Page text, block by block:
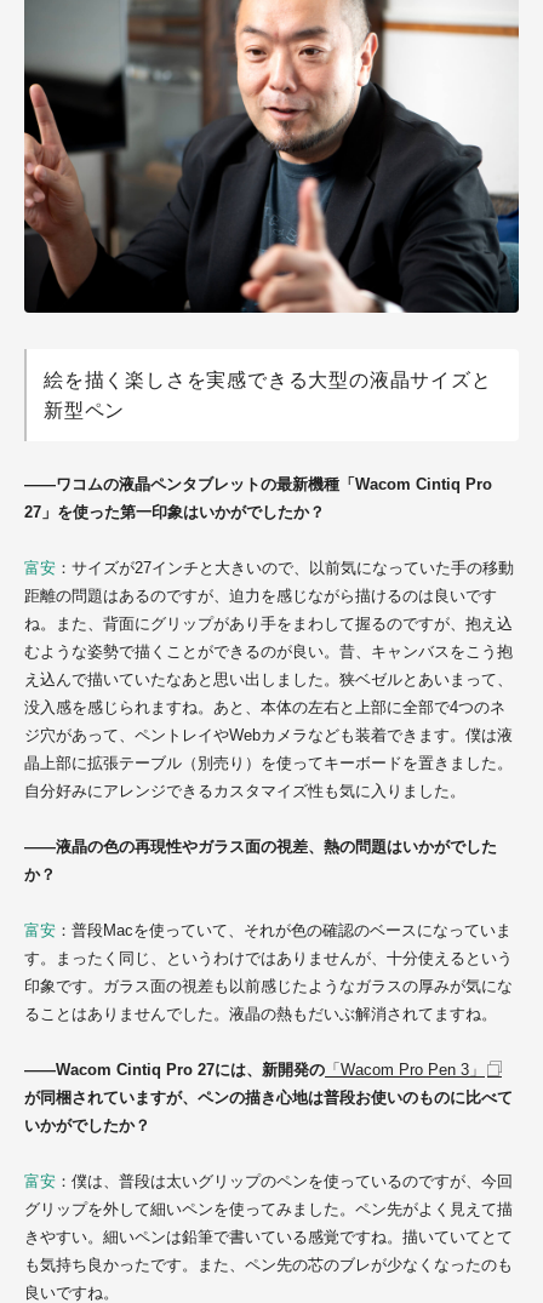
絵を描く楽しさを実感できる大型の液晶サイズと
新型ペン
――ワコムの液晶ペンタブレットの最新機種「Wacom Cintiq Pro
27」を使った第一印象はいかがでしたか？
富安 ：サイズが27インチと大きいので、以前気になっていた手の移動
距離の問題はあるのですが、迫力を感じながら描けるのは良いです
ね。また、背面にグリップがあり手をまわして握るのですが、抱え込
むような姿勢で描くことができるのが良い。昔、キャンバスをこう抱
え込んで描いていたなあと思い出しました。狭ベゼルとあいまって、
没入感を感じられますね。あと、本体の左右と上部に全部で4つのネ
ジ穴があって、ペントレイやWebカメラなども装着できます。僕は液
晶上部に拡張テーブル（別売り）を使ってキーボードを置きました。
自分好みにアレンジできるカスタマイズ性も気に入りました。
――液晶の色の再現性やガラス面の視差、熱の問題はいかがでした
か？
富安 ：普段Macを使っていて、それが色の確認のベースになっていま
す。まったく同じ、というわけではありませんが、十分使えるという
印象です。ガラス面の視差も以前感じたようなガラスの厚みが気にな
ることはありませんでした。液晶の熱もだいぶ解消されてますね。
――Wacom Cintiq Pro 27には、新開発の 「Wacom Pro Pen 3」
が同梱されていますが、ペンの描き心地は普段お使いのものに比べて
いかがでしたか？
富安 ：僕は、普段は太いグリップのペンを使っているのですが、今回
グリップを外して細いペンを使ってみました。ペン先がよく見えて描
きやすい。細いペンは鉛筆で書いている感覚ですね。描いていてとて
も気持ち良かったです。また、ペン先の芯のブレが少なくなったのも
良いですね。